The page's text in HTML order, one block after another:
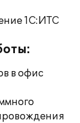
1С:ИТС
в офис